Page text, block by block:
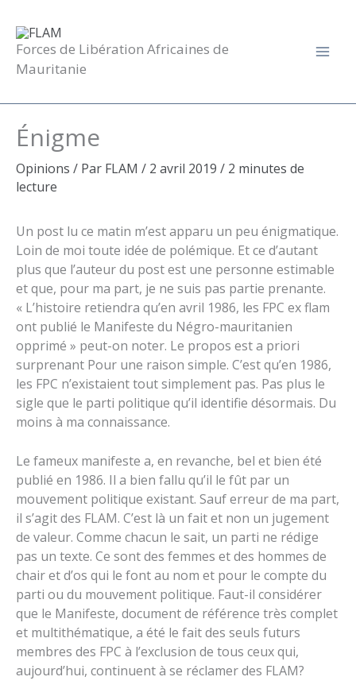
contenu
Forces de Libération Africaines de
Mauritanie
Énigme
Opinions / Par FLAM / 2 avril 2019 / 2 minutes de
lecture
Un post lu ce matin m’est apparu un peu énigmatique.
Loin de moi toute idée de polémique. Et ce d’autant
plus que l’auteur du post est une personne estimable
et que, pour ma part, je ne suis pas partie prenante.
« L’histoire retiendra qu’en avril 1986, les FPC ex flam
ont publié le Manifeste du Négro-mauritanien
opprimé » peut-on noter. Le propos est a priori
surprenant Pour une raison simple. C’est qu’en 1986,
les FPC n’existaient tout simplement pas. Pas plus le
sigle que le parti politique qu’il identifie désormais. Du
moins à ma connaissance.
Le fameux manifeste a, en revanche, bel et bien été
publié en 1986. Il a bien fallu qu’il le fût par un
mouvement politique existant. Sauf erreur de ma part,
il s’agit des FLAM. C’est là un fait et non un jugement
de valeur. Comme chacun le sait, un parti ne rédige
pas un texte. Ce sont des femmes et des hommes de
chair et d’os qui le font au nom et pour le compte du
parti ou du mouvement politique. Faut-il considérer
que le Manifeste, document de référence très complet
et multithématique, a été le fait des seuls futurs
membres des FPC à l’exclusion de tous ceux qui,
aujourd’hui, continuent à se réclamer des FLAM?